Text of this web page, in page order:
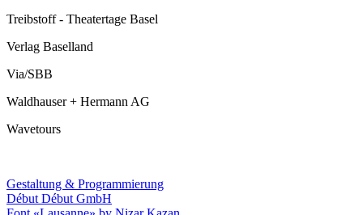
Treibstoff - Theatertage Basel
Verlag Baselland
Via/SBB
Waldhauser + Hermann AG
Wavetours
Gestaltung & Programmierung
Début Début GmbH